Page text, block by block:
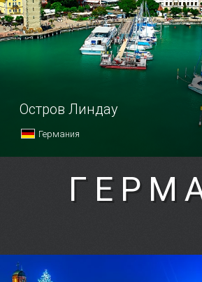
Остров Линдау
Германия